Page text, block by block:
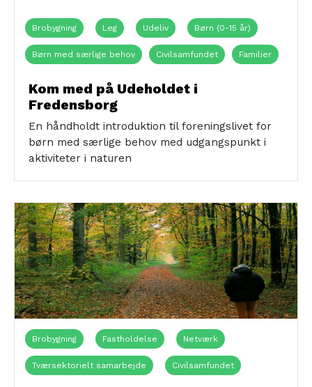
Brobygning Leg Udeliv Børn (0-15 år)
Børn med særlige behov Civilsamfundet Familier
Kom med på Udeholdet i
Fredensborg
En håndholdt introduktion til foreningslivet for
børn med særlige behov med udgangspunkt i
aktiviteter i naturen
Brobygning Fastholdelse Netværk
Tværsektorielt samarbejde Civilsamfundet